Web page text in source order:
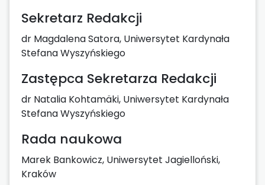
Sekretarz Redakcji
dr Magdalena Satora, Uniwersytet Kardynała
Stefana Wyszyńskiego
Zastępca Sekretarza Redakcji
dr Natalia Kohtamäki, Uniwersytet Kardynała
Stefana Wyszyńskiego
Rada naukowa
Marek Bankowicz, Uniwersytet Jagielloński,
Kraków